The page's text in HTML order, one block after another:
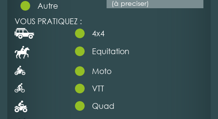
Autre
VOUS PRATIQUEZ :
4x4
Equitation
Moto
VTT
Quad